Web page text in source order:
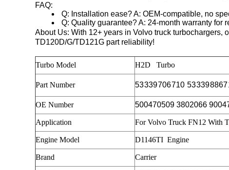
FAQ:
Q: Installation ease? A: OEM-compatible, no
Q: Quality guarantee? A: 24-month warranty for
About Us: With 12+ years in Volvo truck
TD120D/G/TD121G part reliability!
Turbo Model H2D Turbo
Part Number 53339706710
OE Number 500470509 3802066
Application For Volvo Truck FN12 With
Engine Model D1146TI Engine
Brand Carrier